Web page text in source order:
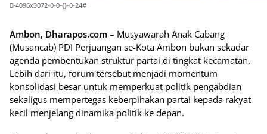
0-4096x3072-0-0-{}-0-24#
Ambon, Dharapos.com – Musyawarah Anak Cabang
(Musancab) PDI Perjuangan se-Kota Ambon bukan sekadar
agenda pembentukan struktur partai di tingkat kecamatan.
Lebih dari itu, forum tersebut menjadi momentum
konsolidasi besar untuk memperkuat politik pengabdian
sekaligus mempertegas keberpihakan partai kepada rakyat
kecil menjelang dinamika politik ke depan.